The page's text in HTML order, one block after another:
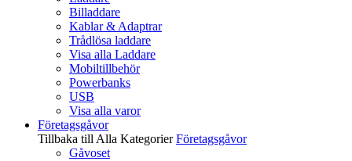
Billaddare
Kablar & Adaptrar
Trådlösa laddare
Visa alla Laddare
Mobiltillbehör
Powerbanks
USB
Visa alla varor
Företagsgåvor
Tillbaka till Alla Kategorier Företagsgåvor
Gåvoset